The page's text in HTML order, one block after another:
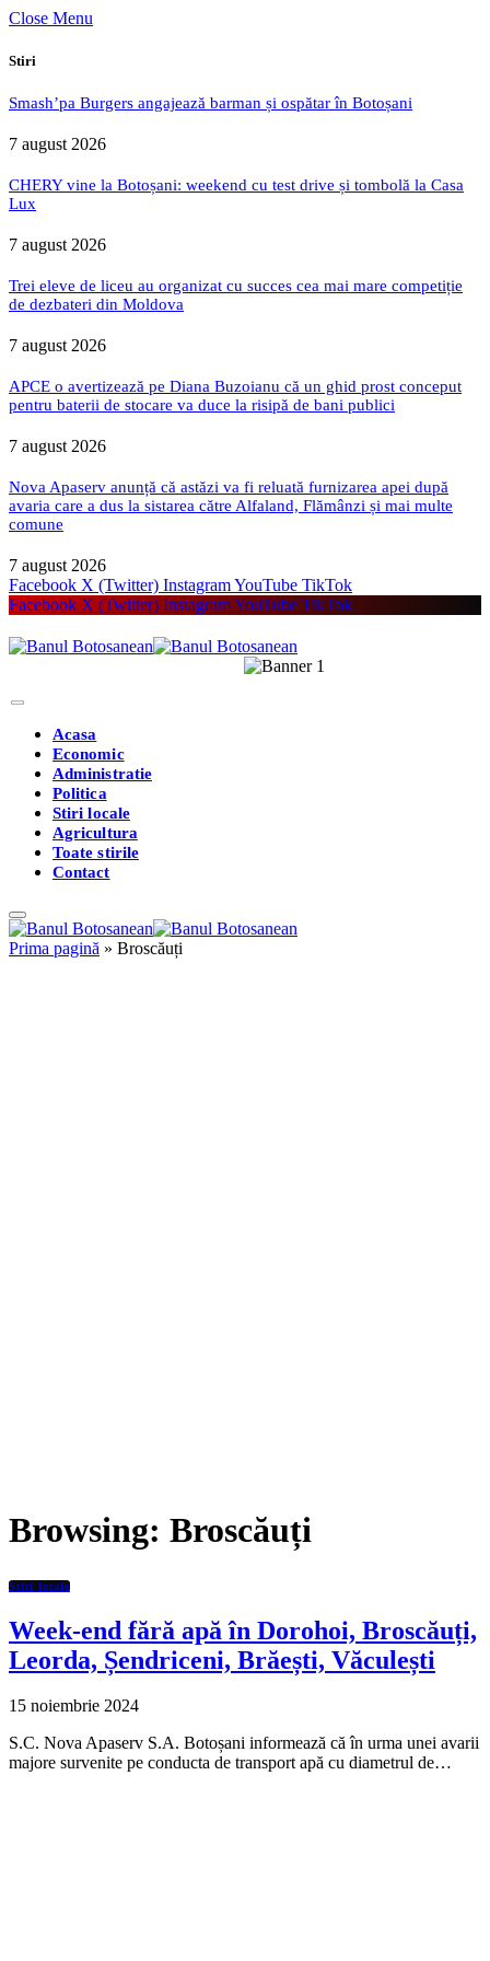
Close Menu
Stiri
Smash’pa Burgers angajează barman și ospătar în Botoșani
7 august 2026
CHERY vine la Botoșani: weekend cu test drive și tombolă la Casa
Lux
7 august 2026
Trei eleve de liceu au organizat cu succes cea mai mare competiție
de dezbateri din Moldova
7 august 2026
APCE o avertizează pe Diana Buzoianu că un ghid prost conceput
pentru baterii de stocare va duce la risipă de bani publici
7 august 2026
Nova Apaserv anunță că astăzi va fi reluată furnizarea apei după
avaria care a dus la sistarea către Alfaland, Flămânzi și mai multe
comune
7 august 2026
Facebook X (Twitter) InstagramYouTube TikTok
Facebook X (Twitter) InstagramYouTube TikTok
Acasa
Economic
Administratie
Politica
Stiri locale
Agricultura
Toate stirile
Contact
Prima pagină » Broscăuți
Browsing: Broscăuți
Stiri locale
Week-end fără apă în Dorohoi, Broscăuți,
Leorda, Șendriceni, Brăești, Văculești
15 noiembrie 2024
S.C. Nova Apaserv S.A. Botoșani informează că în urma unei avarii
majore survenite pe conducta de transport apă cu diametrul de…